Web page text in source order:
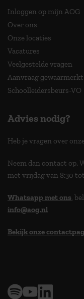
Inloggen op mijn AOG
Over ons
Onze locaties
Vacatures
Veelgestelde vragen
Aanvraag
Schoolleidersbeurs-VO
Advies nodig?
Heb je vragen over
Neem dan contact op.
met vrijdag van 8:30
Whatsapp met ons, bel
info@aog.nl
Bekijk onze